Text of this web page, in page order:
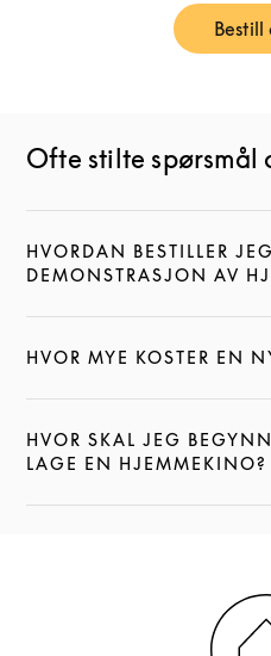
Bestill
Ofte stilte spørsmål
HVORDAN BESTILLER
DEMONSTRASJON AV
KLIKK FOR Å UTVIDE
HVOR MYE KOSTER EN
KLIKK FOR Å UTVIDE
HVOR SKAL JEG
LAGE EN HJEMMEKINO?
KLIKK FOR Å UTVIDE